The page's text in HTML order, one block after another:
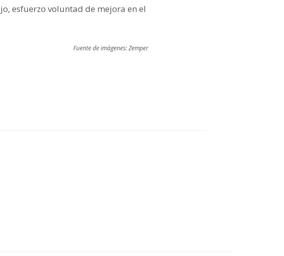
esfuerzo voluntad de mejora en el
Fuente de imágenes: Zemper